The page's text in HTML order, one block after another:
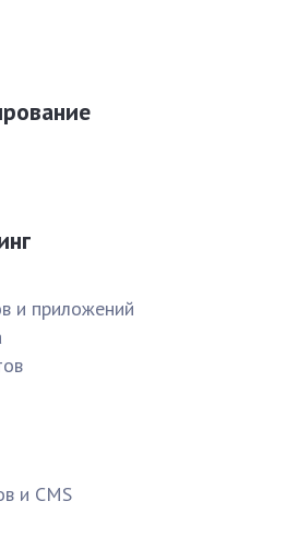
и приложений
и CMS